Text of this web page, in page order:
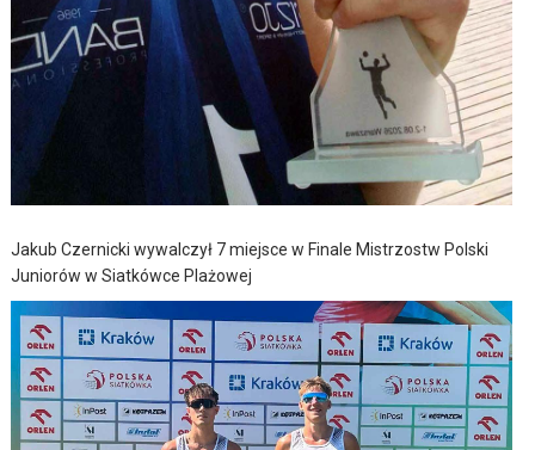
Jakub Czernicki wywalczył 7 miejsce w Finale Mistrzostw Polski
Juniorów w Siatkówce Plażowej